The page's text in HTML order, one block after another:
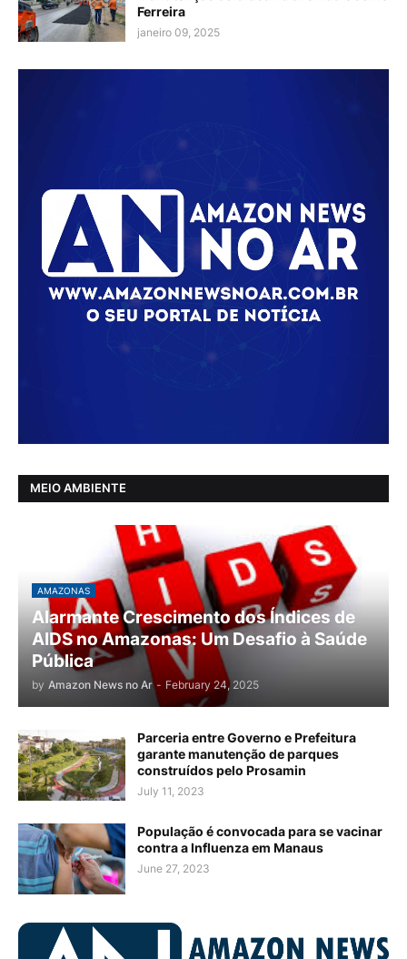
Ferreira
janeiro 09, 2025
MEIO AMBIENTE
AMAZONAS
Alarmante Crescimento dos Índices de
AIDS no Amazonas: Um Desafio à Saúde
Pública
by Amazon News no Ar - February 24, 2025
Parceria entre Governo e Prefeitura
garante manutenção de parques
construídos pelo Prosamin
July 11, 2023
População é convocada para se vacinar
contra a Influenza em Manaus
June 27, 2023